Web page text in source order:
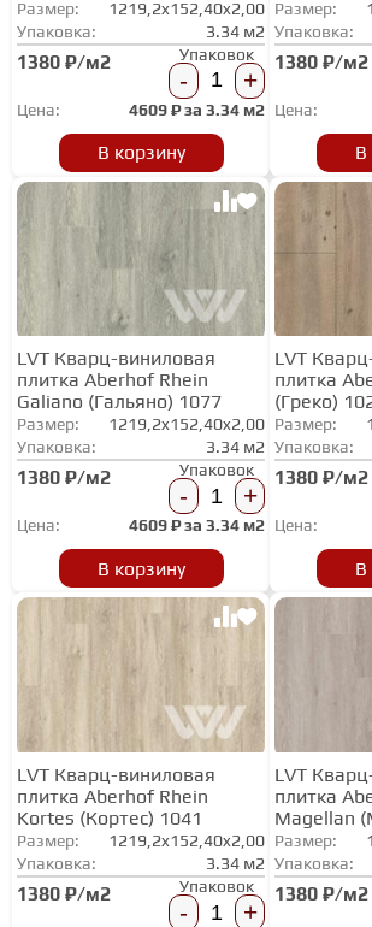
КЛЕЙ
НАЛИВНОЙ ПОЛ
ГРУНТОВКИ
ТЕПЛЫЙ ПОЛ
ТЕРМОПАРКЕТ
ЭКОМАССИВ
МАССИВНАЯ ДОСКА
ИСКУССТВЕННАЯ
ИНЖЕНЕРНЫЙ
СТУПЕНИ
ФАНЕРА
МИНЕРАЛЬНО-
ЛАМИНАТ MSPC
Размер:
1219,2x152,40x2,00
Упаковка:
3.34 м2
1380 ₽/м2 Упаковок
- +
Цена: 4609₽ за 3.34 м2
В корзину
Размер:
Упаковка:
1380 ₽/м2
Цена:
В
LVT Кварц-виниловая
плитка Aberhof Rhein
Galiano (Гальяно) 1077
Размер:
1219,2x152,40x2,00
Упаковка:
3.34 м2
1380 ₽/м2 Упаковок
- +
Цена: 4609₽ за 3.34 м2
В корзину
LVT
плитка
(Греко)
Размер:
Упаковка:
1380 ₽/м2
Цена:
В
LVT Кварц-виниловая
плитка Aberhof Rhein
Kortes (Кортес) 1041
Размер:
1219,2x152,40x2,00
Упаковка:
3.34 м2
1380 ₽/м2 Упаковок
- +
LVT
плитка
Magellan
Размер:
Упаковка:
1380 ₽/м2